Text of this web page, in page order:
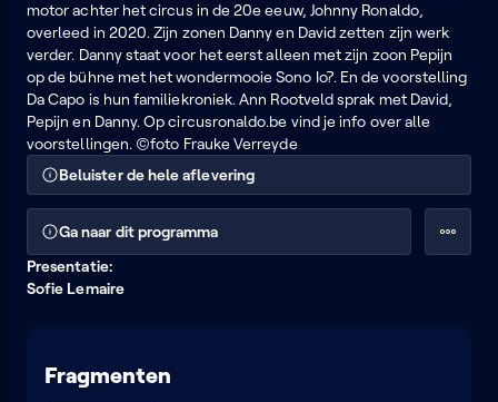
motor achter het circus in de 20e eeuw, Johnny Ronaldo,
overleed in 2020. Zijn zonen Danny en David zetten zijn werk
verder. Danny staat voor het eerst alleen met zijn zoon Pepijn
op de bühne met het wondermooie Sono Io?. En de voorstelling
Da Capo is hun familiekroniek. Ann Rootveld sprak met David,
Pepijn en Danny. Op circusronaldo.be vind je info over alle
voorstellingen. ©foto Frauke Verreyde
Beluister de hele aflevering
Ga naar dit programma
Presentatie:
Sofie Lemaire
Fragmenten